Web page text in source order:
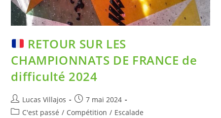
RETOUR SUR LES
CHAMPIONNATS DE FRANCE de
difficulté 2024
Lucas Villajos
7 mai 2024
C'est passé / Compétition / Escalade